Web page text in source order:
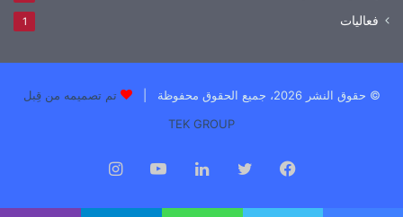
فعاليات 1
© حقوق النشر 2026، جميع الحقوق محفوظة |
تم تصميمه من قِبل
TEK GROUP
فيسبوك تويتر لينكدإن يوتيوب